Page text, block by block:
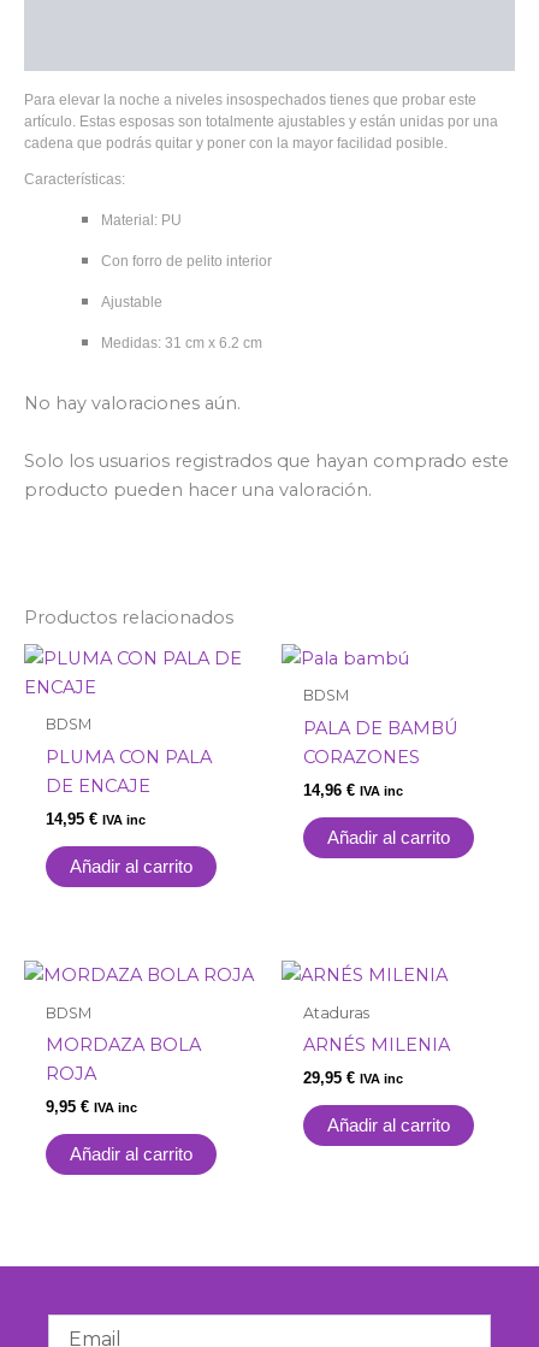
Para elevar la noche a niveles insospechados tienes que probar este
artículo. Estas esposas son totalmente ajustables y están unidas por una
cadena que podrás quitar y poner con la mayor facilidad posible.
Características:
Material: PU
Con forro de pelito interior
Ajustable
Medidas: 31 cm x 6.2 cm
No hay valoraciones aún.
Solo los usuarios registrados que hayan comprado este
producto pueden hacer una valoración.
Productos relacionados
BDSM
PLUMA CON PALA
DE ENCAJE
14,95 € IVA inc
Añadir al carrito
BDSM
PALA DE BAMBÚ
CORAZONES
14,96 € IVA inc
Añadir al carrito
BDSM
MORDAZA BOLA
ROJA
9,95 € IVA inc
Añadir al carrito
Ataduras
ARNÉS MILENIA
29,95 € IVA inc
Añadir al carrito